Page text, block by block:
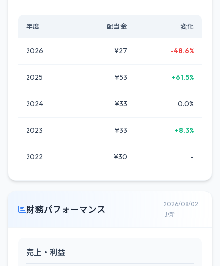
年度 配当金 変化
2026 ¥27 -48.6%
2025 ¥53 +61.5%
2024 ¥33 0.0%
2023 ¥33 +8.3%
2022 ¥30 -
財務パフォーマンス
2026/08/02
更新
売上・利益